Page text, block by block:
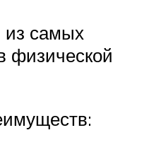
из самых
физической